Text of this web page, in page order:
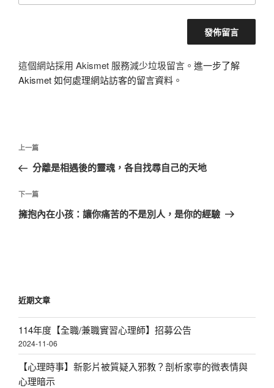
這個網站採用 Akismet 服務減少垃圾留言。 進一步了解
Akismet 如何處理網站訪客的留言資料 。
文
導
覽
上
一
文
章
上一篇
分離是相遇後的靈魂，各自找尋自己的天地
下
一
下一篇
擁抱內在小孩：讓你痛苦的不是別人，是你的經驗
近期文章
114年度【全職/兼職實習心理師】招募公告
2024-11-06
【心理時事】新影片被質疑入邪教？剖析家寧的微表情與
心理暗示